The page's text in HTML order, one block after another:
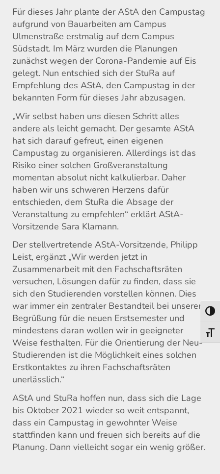
Für dieses Jahr plante der AStA den Campustag
aufgrund von Bauarbeiten am Campus
Ulmenstraße erstmalig auf dem Campus
Südstadt. Im März wurden die Planungen
zunächst wegen der Corona-Pandemie auf Eis
gelegt. Nun entschied sich der StuRa auf
Empfehlung des AStA, den Campustag in der
bekannten Form für dieses Jahr abzusagen.
„Wir selbst haben uns diesen Schritt alles
andere als leicht gemacht. Der gesamte AStA
hat sich darauf gefreut, einen eigenen
Campustag zu organisieren. Allerdings ist das
Risiko einer solchen Großveranstaltung
momentan absolut nicht kalkulierbar. Daher
haben wir uns schweren Herzens dafür
entschieden, dem StuRa die Absage der
Veranstaltung zu empfehlen“ erklärt AStA-
Vorsitzende Sara Klamann.
Der stellvertretende AStA-Vorsitzende, Philipp
Leist, ergänzt „Wir werden jetzt in
Zusammenarbeit mit den Fachschaftsräten
versuchen, Lösungen dafür zu finden, dass sie
sich den Studierenden vorstellen können. Dies
war immer ein zentraler Bestandteil bei unserer
Begrüßung für die neuen Erstsemester und
mindestens daran wollen wir in geeigneter
Weise festhalten. Für die Orientierung der Neu-
Studierenden ist die Möglichkeit eines solchen
Erstkontaktes zu ihren Fachschaftsräten
unerlässlich.“
AStA und StuRa hoffen nun, dass sich die Lage
bis Oktober 2021 wieder so weit entspannt,
dass ein Campustag in gewohnter Weise
stattfinden kann und freuen sich bereits auf die
Planung. Dann vielleicht sogar ein wenig größer.